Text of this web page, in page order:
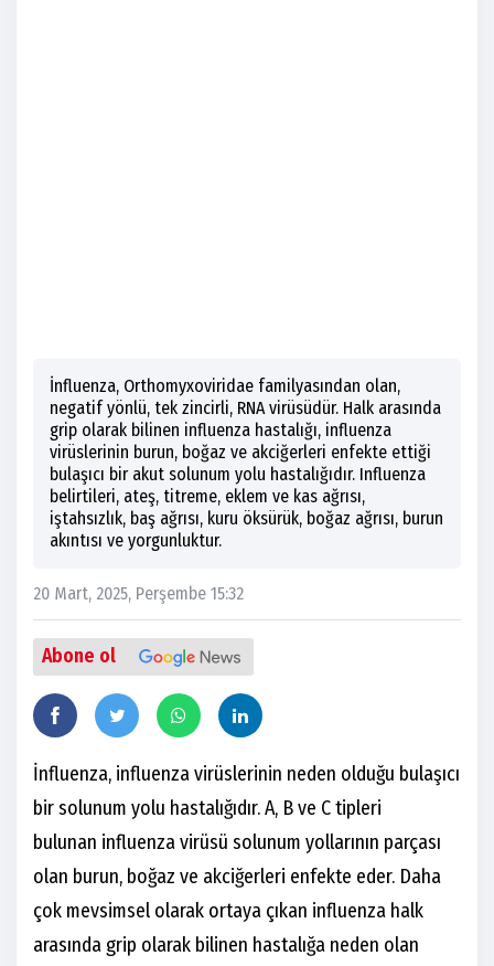
İnfluenza, Orthomyxoviridae familyasından olan,
negatif yönlü, tek zincirli, RNA virüsüdür. Halk arasında
grip olarak bilinen influenza hastalığı, influenza
virüslerinin burun, boğaz ve akciğerleri enfekte ettiği
bulaşıcı bir akut solunum yolu hastalığıdır. Influenza
belirtileri, ateş, titreme, eklem ve kas ağrısı,
iştahsızlık, baş ağrısı, kuru öksürük, boğaz ağrısı, burun
akıntısı ve yorgunluktur.
20 Mart, 2025, Perşembe 15:32
Abone ol
İnfluenza, influenza virüslerinin neden olduğu bulaşıcı
bir solunum yolu hastalığıdır. A, B ve C tipleri
bulunan influenza virüsü solunum yollarının parçası
olan burun, boğaz ve akciğerleri enfekte eder. Daha
çok mevsimsel olarak ortaya çıkan influenza halk
arasında grip olarak bilinen hastalığa neden olan